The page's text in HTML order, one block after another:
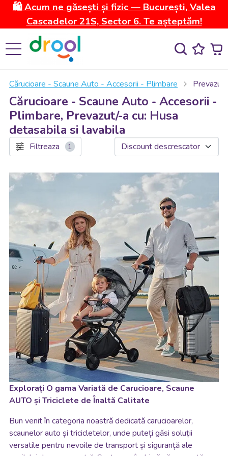
🛍️ Acum ne găsești și fizic — București, Valea
Cascadelor 21S, Sector 6. Te așteptăm!
Cărucioare - Scaune Auto - Accesorii - Plimbare
Cărucioare - Scaune Auto - Accesorii -
Plimbare, Prevazut/-a cu: Husa
detasabila si lavabila
Filtreaza 1
Explorați O gama Variată de Carucioare, Scaune
AUTO și Triciclete de Înaltă Calitate
Bun venit în categoria noastră dedicată carucioarelor,
scaunelor auto și tricicletelor, unde puteți găsi soluții
versatile pentru nevoile de transport și siguranță ale